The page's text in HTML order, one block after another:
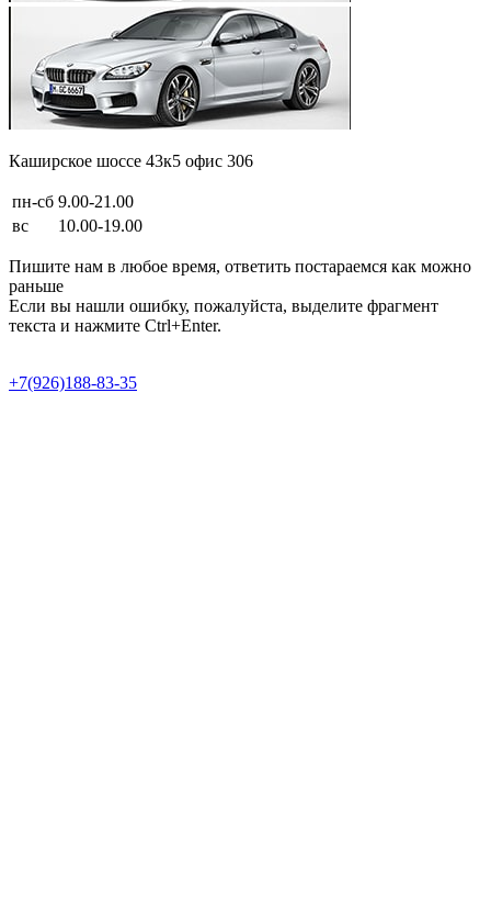
Каширское шоссе 43к5 офис 306
пн-сб 9.00-21.00
вс
10.00-19.00
Пишите нам в любое время, ответить постараемся как можно
раньше
Если вы нашли ошибку, пожалуйста, выделите фрагмент
текста и нажмите Ctrl+Enter.
+7(926)188-83-35